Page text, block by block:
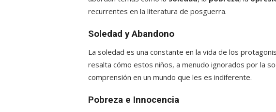
recurrentes en la literatura de posguerra.
Soledad y Abandono
La soledad es una constante en la vida de los
resalta cómo estos niños, a menudo ignorados por la
comprensión en un mundo que les es indiferente.
Pobreza e Innocencia